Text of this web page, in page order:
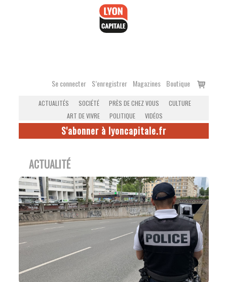
Se connecter S’enregistrer Magazines Boutique
Voir
ACTUALITÉS SOCIÉTÉ PRÈS DE CHEZ VOUS
CULTURE
ART DE VIVRE
POLITIQUE VIDÉOS
S'abonner à lyoncapitale.fr
ACTUALITÉ